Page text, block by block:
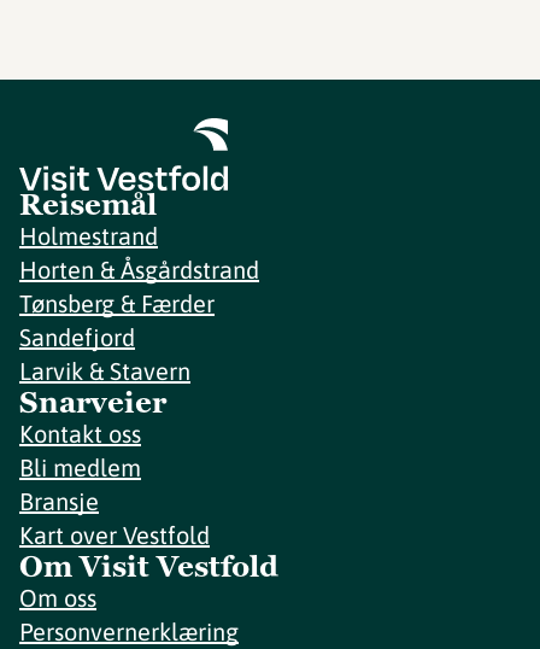
Reisemål
Holmestrand
Horten & Åsgårdstrand
Tønsberg & Færder
Sandefjord
Larvik & Stavern
Snarveier
Kontakt oss
Bli medlem
Bransje
Kart over Vestfold
Om Visit Vestfold
Om oss
Personvernerklæring